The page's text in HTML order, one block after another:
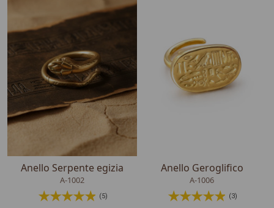
Anello Serpente egizia
A-1002
(5)
Anello Geroglifico
A-1006
(3)